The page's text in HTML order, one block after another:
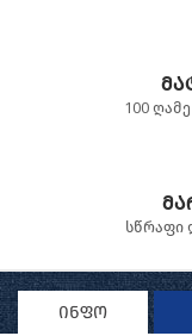
100
სწრაფი
ინფო